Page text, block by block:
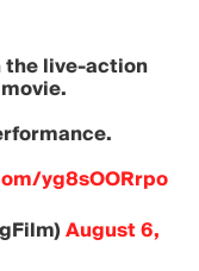
the live-action
movie.
yg8sOORrpo
August 6,